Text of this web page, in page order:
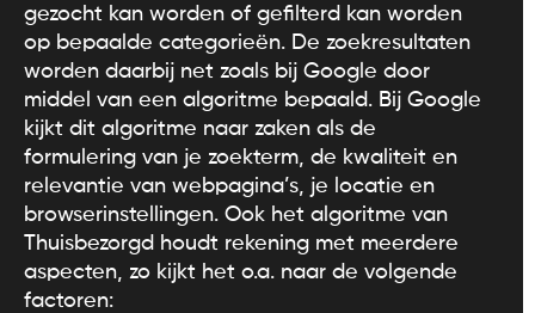
gezocht kan worden of gefilterd kan worden
op bepaalde categorieën. De zoekresultaten
worden daarbij net zoals bij Google door
middel van een algoritme bepaald. Bij Google
kijkt dit algoritme naar zaken als de
formulering van je zoekterm, de kwaliteit en
relevantie van webpagina’s, je locatie en
browserinstellingen. Ook het algoritme van
Thuisbezorgd houdt rekening met meerdere
aspecten, zo kijkt het o.a. naar de volgende
factoren: